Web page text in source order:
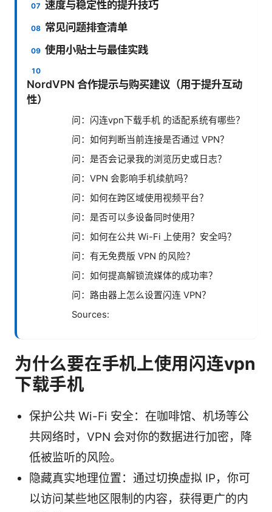
速度与稳定性的提升技巧
常见问题排查清单
使用小贴士与最佳实践
NordVPN 合作提示与购买建议（用于提升互动
性）
问：闪连vpn下载手机 的适配系统有哪些？
问：如何判断当前连接是否通过 VPN？
问：是否会记录我的浏览历史或日志？
问：VPN 会影响手机续航吗？
问：如何在跨区域使用视频平台？
问：是否可以多设备同时使用？
问：如何在公共 Wi-Fi 上使用？安全吗？
问：有无免费版 VPN 的风险？
问：如何提高解锁流媒体的成功率？
问：路由器上怎么设置闪连 VPN？
Sources:
为什么要在手机上使用闪连vpn
下载手机
保护公共 Wi-Fi 安全：在咖啡馆、机场等公
共网络时，VPN 会对你的数据进行加密，降
低被监听的风险。
隐藏真实地理位置：通过切换虚拟 IP，你可
以访问某些地区限制的内容，获得更广的内